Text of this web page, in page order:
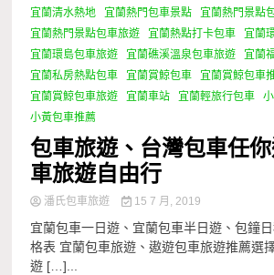
宜蘭清水熱地
宜蘭熱門包車景點
宜蘭熱門景點
宜蘭熱門景點包車旅遊
宜蘭熱點打卡包車
宜蘭
宜蘭環島包車旅遊
宜蘭礁溪溫泉包車旅遊
宜蘭
宜蘭私房熱點包車
宜蘭賞鯨包車
宜蘭賞鯨包車
宜蘭賞鯨包車旅遊
宜蘭車站 宜蘭輕旅行包車
小黃包車推薦
包車旅遊、台灣包車任
車旅遊自由行
潘氏包車旅遊 15 7 月, 2019
宜蘭包車一日遊、宜蘭包車半日遊、包鐘
格表 宜蘭包車旅遊、遨遊包車旅遊推薦選
遊 […]...